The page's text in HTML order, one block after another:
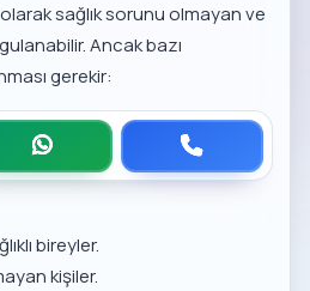
sağlık sorunu olmayan ve
Ancak bazı
gerekir:
bireyler.
kişiler.